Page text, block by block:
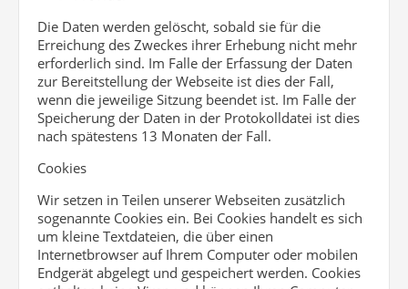
Die Daten werden gelöscht, sobald sie für die
Erreichung des Zweckes ihrer Erhebung nicht mehr
erforderlich sind. Im Falle der Erfassung der Daten
zur Bereitstellung der Webseite ist dies der Fall,
wenn die jeweilige Sitzung beendet ist. Im Falle der
Speicherung der Daten in der Protokolldatei ist dies
nach spätestens 13 Monaten der Fall.
Cookies
Wir setzen in Teilen unserer Webseiten zusätzlich
sogenannte Cookies ein. Bei Cookies handelt es sich
um kleine Textdateien, die über einen
Internetbrowser auf Ihrem Computer oder mobilen
Endgerät abgelegt und gespeichert werden. Cookies